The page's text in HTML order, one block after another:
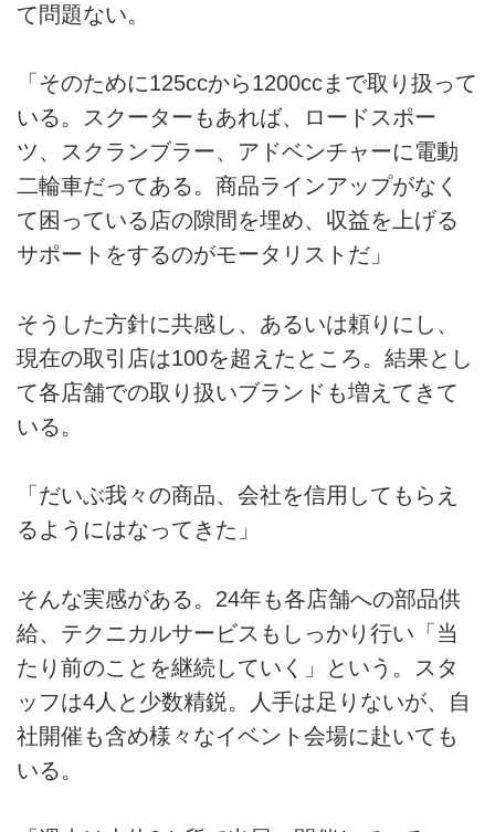
て問題ない。
「そのために125ccから1200ccまで取り扱って
いる。スクーターもあれば、ロードスポー
ツ、スクランブラー、アドベンチャーに電動
二輪車だってある。商品ラインアップがなく
て困っている店の隙間を埋め、収益を上げる
サポートをするのがモータリストだ」
そうした方針に共感し、あるいは頼りにし、
現在の取引店は100を超えたところ。結果とし
て各店舗での取り扱いブランドも増えてきて
いる。
「だいぶ我々の商品、会社を信用してもらえ
るようにはなってきた」
そんな実感がある。24年も各店舗への部品供
給、テクニカルサービスもしっかり行い「当
たり前のことを継続していく」という。スタ
ッフは4人と少数精鋭。人手は足りないが、自
社開催も含め様々なイベント会場に赴いても
いる。